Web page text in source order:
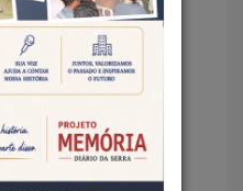
DO
ATENÇÃO
DO